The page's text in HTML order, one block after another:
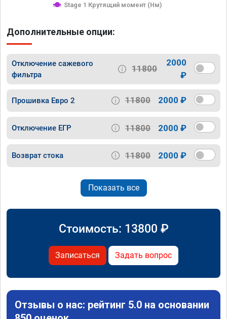
Stage 1 Крутящий момент (Нм)
Дополнительные опции:
Отключение сажевого
фильтра
11800
2000
₽
Прошивка Евро 2 11800 2000 ₽
Отключение ЕГР 11800 2000 ₽
Возврат стока 11800 2000 ₽
Показать все
Стоимость: 13800 ₽
Записаться Задать вопрос
Отзывы о нас: рейтинг 5.0 на основании